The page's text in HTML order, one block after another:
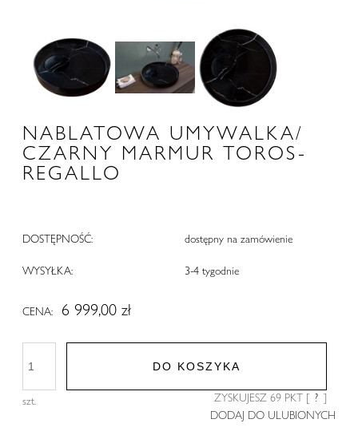
NABLATOWA UMYWALKA/
CZARNY MARMUR TOROS-
REGALLO
DOSTĘPNOŚĆ: dostępny na zamówienie
WYSYŁKA: 3-4 tygodnie
CENA: 6 999,00 zł
szt.
DO KOSZYKA
ZYSKUJESZ 69PKT [ ? ]
DODAJ DO ULUBIONYCH